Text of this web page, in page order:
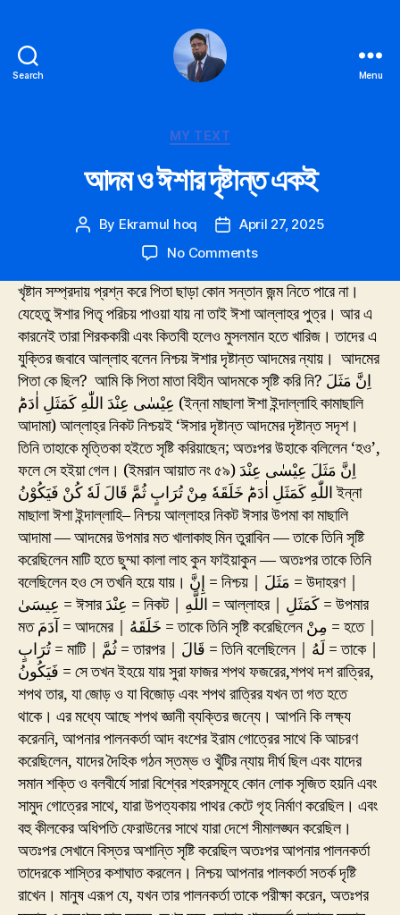
Search Menu
Categories
MY TEXT
আদম ও ঈশার দৃষ্টান্ত একই
Post
By Ekramul hoq
PostApril 27, 2025
No Commentson
ও
ঈশার
দৃষ্টান্ত
একই
খৃষ্টান সম্প্রদায় প্রশ্ন করে পিতা ছাড়া কোন সন্তান জন্ম নিতে পারে না।
যেহেতু ঈশার পিতৃ পরিচয় পাওয়া যায় না তাই ঈশা আল্লাহর পুত্র। আর এ
কারনেই তারা শিরককারী এবং কিতাবী হলেও মুসলমান হতে খারিজ। তাদের এ
যুক্তির জবাবে আল্লাহ বলেন নিশ্চয় ঈশার দৃষ্টান্ত আদমের ন্যায়। আদমের
পিতা কে ছিল? আমিকি পিতা মাতা বিহীন আদমকে সৃষ্টি করি নি? اِنَّ مَثَلَ
عِيْسٰى عِنْدَ اللّٰهِ كَمَثَلِ اٰدَمَ‌ؕ (ইন্না মাছালা ঈশা ইন্দাল্লাহি কামাছালি
আদামা) আল্লাহ্‌র নিকট নিশ্চয়ই ‘ঈসার দৃষ্টান্ত আদমের দৃষ্টান্ত সদৃশ।
তিনি তাহাকে মৃত্তিকা হইতে সৃষ্টি করিয়াছেন; অতঃপর উহাকে বলিলেন ‘হও’,
ফলে সে হইয়া গেল। (ইমরান আয়াত নং ৫৯) اِنَّ مَثَلَ عِيْسٰى عِنْدَ
اللّٰهِ كَمَثَلِ اٰدَمَ‌ؕ خَلَقَهٗ مِنْ تُرَابٍ ثُمَّ قَالَ لَهٗ كُنْ فَيَكُوْنُ ইন্না
মাছালা ঈশা ইন্দাল্লাহি– নিশ্চয় আল্লাহর নিকট ঈসার উপমা কা মাছালি
আদামা — আদমের উপমার মত খালাকাহু মিন তুরাবিন — তাকে তিনি সৃষ্টি
করেছিলেন মাটি হতে ছুম্মা কালা লাহ কুন ফাইয়াকুন — অতঃপর তাকে তিনি
বলেছিলেন হও সে তখনি হয়ে যায়। إِنَّ = নিশ্চয় | مَثَلَ = উদাহরণ |
عِيسَىٰ = ঈসার عِنْدَ = নিকট | اللَّهِ = আল্লাহর | كَمَثَلِ = উপমার
মত آدَمَ = আদমের | خَلَقَهُ = তাকে তিনি সৃষ্টি করেছিলেন مِنْ = হতে |
تُرَابٍ = মাটি | ثُمَّ = তারপর | قَالَ = তিনি বলেছিলেন | لَهُ = তাকে |
فَيَكُونُ = সে তখন ইহয়ে যায় সুরা ফাজর শপথ ফজরের,শপথ দশ রাত্রির,
শপথ তার, যা জোড় ও যা বিজোড় এবং শপথ রাত্রির যখন তা গত হতে
থাকে। এর মধ্যে আছে শপথ জ্ঞানী ব্যক্তির জন্যে। আপনি কি লক্ষ্য
করেননি, আপনার পালনকর্তা আদ বংশের ইরাম গোত্রের সাথে কি আচরণ
করেছিলেন, যাদের দৈহিক গঠন স্তম্ভ ও খুঁটির ন্যায় দীর্ঘ ছিল এবং যাদের
সমান শক্তি ও বলবীর্যে সারা বিশ্বের শহরসমূহে কোন লোক সৃজিত হয়নি এবং
সামুদ গোত্রের সাথে, যারা উপত্যকায় পাথর কেটে গৃহ নির্মাণ করেছিল। এবং
বহু কীলকের অধিপতি ফেরাউনের সাথে যারা দেশে সীমালঙ্ঘন করেছিল।
অতঃপর সেখানে বিস্তর অশান্তি সৃষ্টি করেছিল অতঃপর আপনার পালনকর্তা
তাদেরকে শাস্তির কশাঘাত করলেন। নিশ্চয় আপনার পালকর্তা সতর্ক দৃষ্টি
রাখেন। মানুষ এরূপ যে, যখন তার পালনকর্তা তাকে পরীক্ষা করেন, অতঃপর